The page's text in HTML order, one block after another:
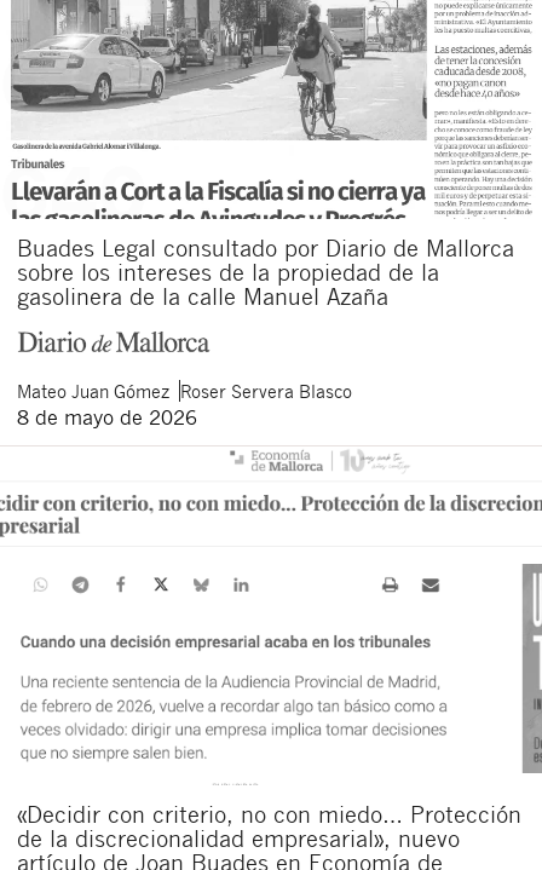
Buades Legal consultado por Diario de Mallorca
sobre los intereses de la propiedad de la
gasolinera de la calle Manuel Azaña
Mateo Juan Gómez Roser Servera Blasco
8 de mayo de 2026
«Decidir con criterio, no con miedo… Protección
de la discrecionalidad empresarial», nuevo
artículo de Joan Buades en Economía de